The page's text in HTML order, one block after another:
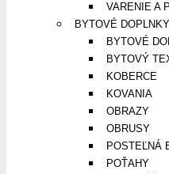
VARENIE A
BYTOVÉ DOPLNKY
BYTOVÉ
BYTOVÝ
KOBERCE
KOVANIA
OBRAZY
OBRUSY
POSTEĽNÁ
POŤAHY